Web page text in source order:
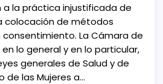
a la práctica injustificada de
colocación de métodos
La Cámara de
lo general y en lo particular,
generales de Salud y de
de las Mujeres a…